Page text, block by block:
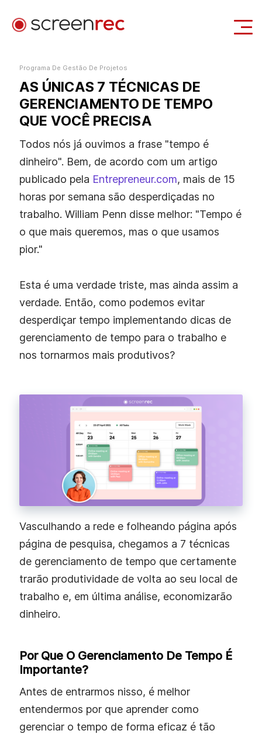
Entrar Download Gratuito
Programa De Gestão De Projetos
AS ÚNICAS 7 TÉCNICAS DE
GERENCIAMENTO DE TEMPO
QUE VOCÊ PRECISA
Todos nós já ouvimos a frase "tempo é
dinheiro". Bem, de acordo com um artigo
publicado pela Entrepreneur.com, mais de 15
horas por semana são desperdiçadas no
trabalho. William Penn disse melhor: "Tempo é
o que mais queremos, mas o que usamos
pior."
Esta é uma verdade triste, mas ainda assim a
verdade. Então, como podemos evitar
desperdiçar tempo implementando dicas de
gerenciamento de tempo para o trabalho e
nos tornarmos mais produtivos?
Vasculhando a rede e folheando página após
página de pesquisa, chegamos a 7 técnicas
de gerenciamento de tempo que certamente
trarão produtividade de volta ao seu local de
trabalho e, em última análise, economizarão
dinheiro.
Por Que O Gerenciamento De Tempo É
Importante?
Antes de entrarmos nisso, é melhor
entendermos por que aprender como
gerenciar o tempo de forma eficaz é tão